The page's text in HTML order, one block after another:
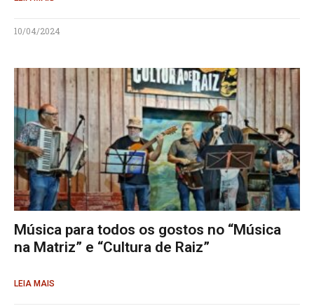
10/04/2024
Música para todos os gostos no “Música
na Matriz” e “Cultura de Raiz”
LEIA MAIS